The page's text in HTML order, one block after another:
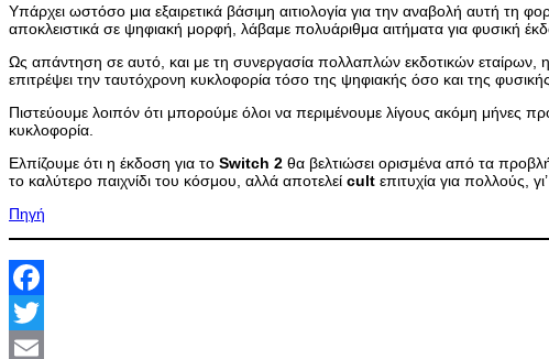
Υπάρχει ωστόσο μια εξαιρετικά βάσιμη αιτιολογία για την αναβολή αυτή τη
αποκλειστικά σε ψηφιακή μορφή, λάβαμε πολυάριθμα αιτήματα για φυσική
Ως απάντηση σε αυτό, και με τη συνεργασία πολλαπλών εκδοτικών εταίρων, η
επιτρέψει την ταυτόχρονη κυκλοφορία τόσο της ψηφιακής όσο και της
Πιστεύουμε λοιπόν ότι μπορούμε όλοι να περιμένουμε λίγους ακόμη μήνες
κυκλοφορία.
Ελπίζουμε ότι η έκδοση για το Switch 2 θα βελτιώσει ορισμένα από τα
το καλύτερο παιχνίδι του κόσμου, αλλά αποτελεί cult επιτυχία για πολλούς,
Πηγή
Facebook
Twitter